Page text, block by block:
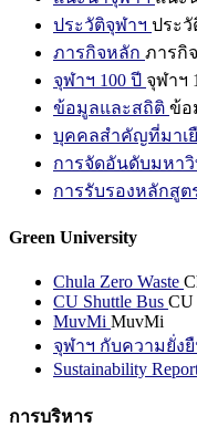
ประวัติจุฬาฯ ประวั
ภารกิจหลัก ภารกิ
จุฬาฯ 100 ปี จุฬาฯ
ข้อมูลและสถิติ ข้อ
บุคคลสำคัญที่มาเ
การจัดอันดับมหา
การรับรองหลักสูต
Green University
Chula Zero Waste
CU Shuttle Bus CU
MuvMi MuvMi
จุฬาฯ กับความยั่ง
Sustainability
การบริหาร